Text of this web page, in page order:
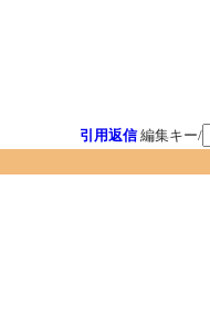
引用返信 編集キー/